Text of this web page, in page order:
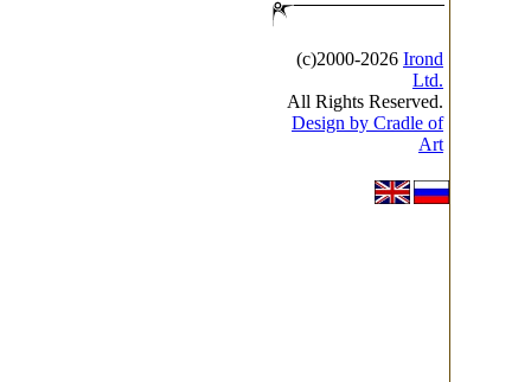
(с)2000-2026 Irond
Ltd.
All Rights Reserved.
Design by Cradle of
Art